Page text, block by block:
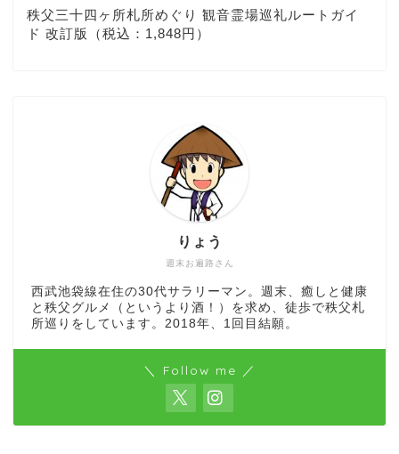
秩父三十四ヶ所札所めぐり 観音霊場巡礼ルートガイ
ド 改訂版（税込：1,848円）
週末お遍路さん
りょう
西武池袋線在住の30代サラリーマン。週末、癒しと健康
と秩父グルメ（というより酒！）を求め、徒歩で秩父札
所巡りをしています。2018年、1回目結願。
＼ Follow me ／